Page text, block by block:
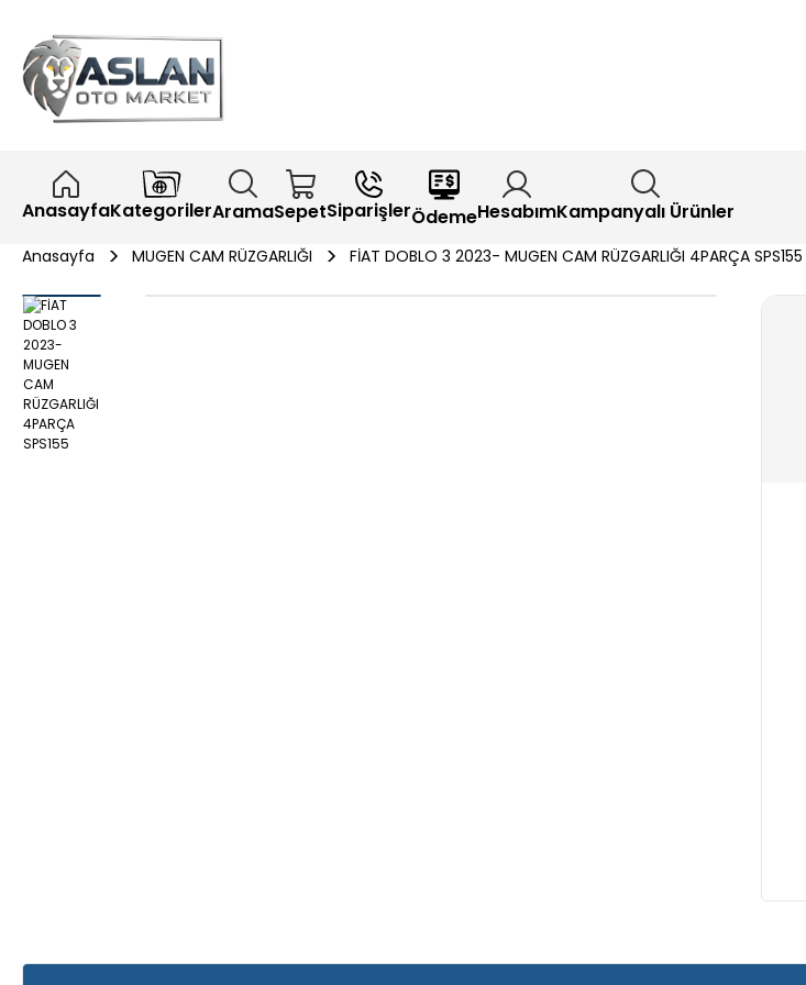
AnasayfaKategorilerAramaSepetSiparişlerÖdemeHesabımKampanyalı Ürünler
Anasayfa MUGEN CAM RÜZGARLIĞI FİAT DOBLO 3 2023- MUGEN CAM RÜZGARLIĞI 4PARÇA SPS155